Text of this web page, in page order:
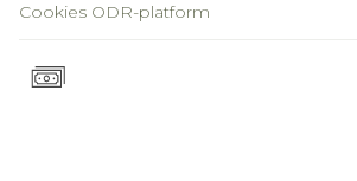
Cookies ODR-platform